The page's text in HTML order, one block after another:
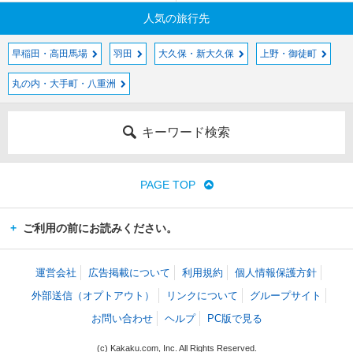
人気の旅行先
早稲田・高田馬場 羽田 大久保・新大久保 上野・御徒町
丸の内・大手町・八重洲
キーワード検索
PAGE TOP
ご利用の前にお読みください。
運営会社 広告掲載について 利用規約
個人情報保護方針
外部送信（オプトアウト）
リンクについて
グループサイト
お問い合わせ
ヘルプ PC版で見る
(c) Kakaku.com, Inc. All Rights Reserved.